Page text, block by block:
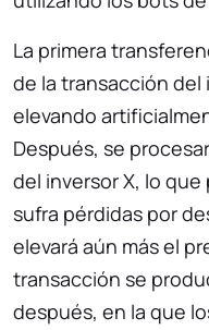
La primera
de la transacción del
elevando
Después, se
del inversor X, lo
sufra pérdidas por
elevará aún más el
transacción se
después, en la que